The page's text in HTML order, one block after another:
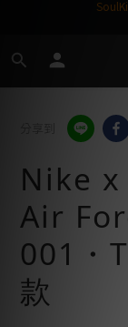
Nike
Air
001・
款